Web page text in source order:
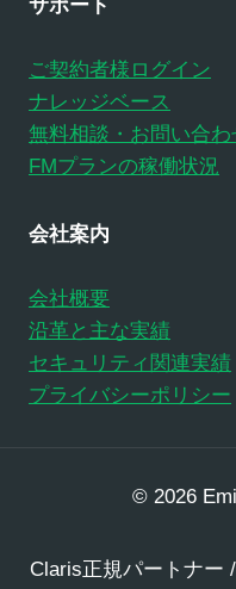
サポート
ご契約者様ログイン
ナレッジベース
無料相談・お問い合わ
FMプランの稼働状況
会社案内
会社概要
沿革と主な実績
セキュリティ関連実績
プライバシーポリシー
© 2026
Claris正規パートナー